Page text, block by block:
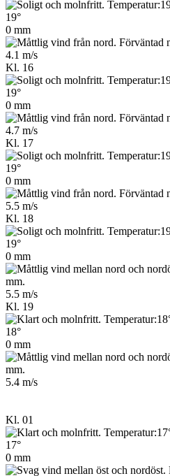
19°
0 mm
4.1 m/s
Kl. 16
19°
0 mm
4.7 m/s
Kl. 17
19°
0 mm
5.5 m/s
Kl. 18
19°
0 mm
5.5 m/s
Kl. 19
18°
0 mm
5.4 m/s
Kl. 01
17°
0 mm